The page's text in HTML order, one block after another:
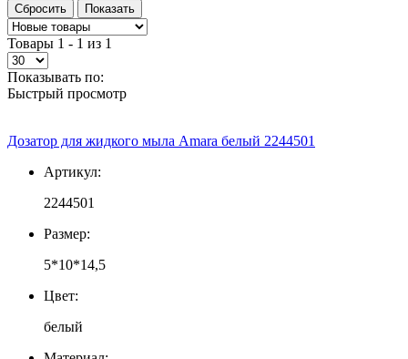
Товары 1 - 1 из 1
Показывать по:
Быстрый просмотр
Дозатор для жидкого мыла Amara белый 2244501
Артикул:
2244501
Размер:
5*10*14,5
Цвет:
белый